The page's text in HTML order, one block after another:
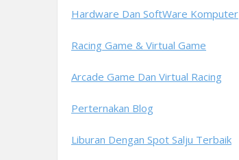
Hardware Dan SoftWare Komputer
Racing Game & Virtual Game
Arcade Game Dan Virtual Racing
Perternakan Blog
Liburan Dengan Spot Salju Terbaik